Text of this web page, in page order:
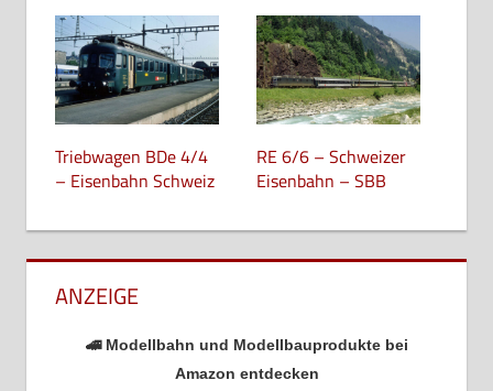
Triebwagen BDe 4/4
– Eisenbahn Schweiz
RE 6/6 – Schweizer
Eisenbahn – SBB
ANZEIGE
🚄 Modellbahn und Modellbauprodukte bei
Amazon entdecken